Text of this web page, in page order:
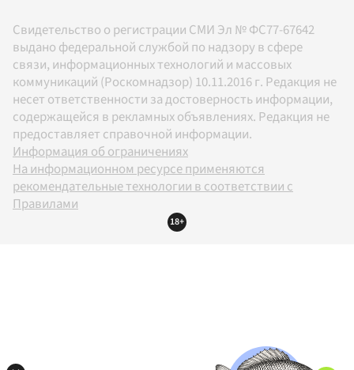
Свидетельство о регистрации СМИ Эл № ФС77-67642
выдано федеральной службой по надзору в сфере
связи, информационных технологий и массовых
коммуникаций (Роскомнадзор) 10.11.2016 г. Редакция не
несет ответственности за достоверность информации,
содержащейся в рекламных объявлениях. Редакция не
предоставляет справочной информации.
Информация об ограничениях
На информационном ресурсе применяются
рекомендательные технологии в соответствии с
Правилами
18+